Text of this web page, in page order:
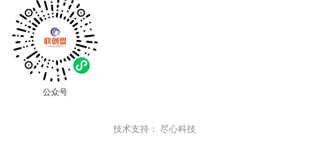
公众号
技术支持： 尽心科技